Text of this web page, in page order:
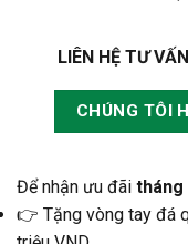
LIÊN HỆ TƯ
CHÚNG TÔI
Để nhận ưu đãi tháng
👉 Tặng vòng tay đá